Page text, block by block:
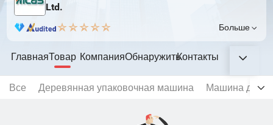
Ltd.
Больше
ГлавнаяТовар КомпанияОбнаружитьКонтакты
Все Деревянная упаковочная машина Машина для